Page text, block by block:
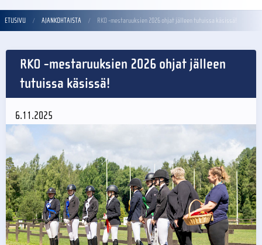
ETUSIVU AJANKOHTAISTA RKO -mestaruuksien 2026 ohjat jälleen tutuissa käsissä!
RKO -mestaruuksien 2026 ohjat jälleen
tutuissa käsissä!
6.11.2025